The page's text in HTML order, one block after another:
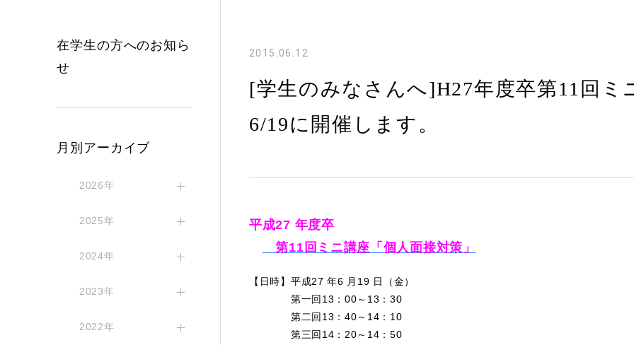
2015.06.12
[学生のみなさんへ]H27年度卒第11回ミ
6/19に開催します。
平成27 年度卒
第11回ミニ講座「 個人面接対策」
【日時】平成27 年6 月19 日（金）
第一回13：00～13：30
第二回13：40～14：10
第三回14：20～14：50
在学生の方へのお知ら
せ
月別アーカイブ
2026年
2025年
2024年
2023年
2022年